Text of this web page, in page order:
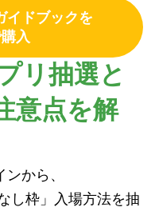
イドブックを
入
リ抽選と
意点を解
から、
し枠」入場方法を抽